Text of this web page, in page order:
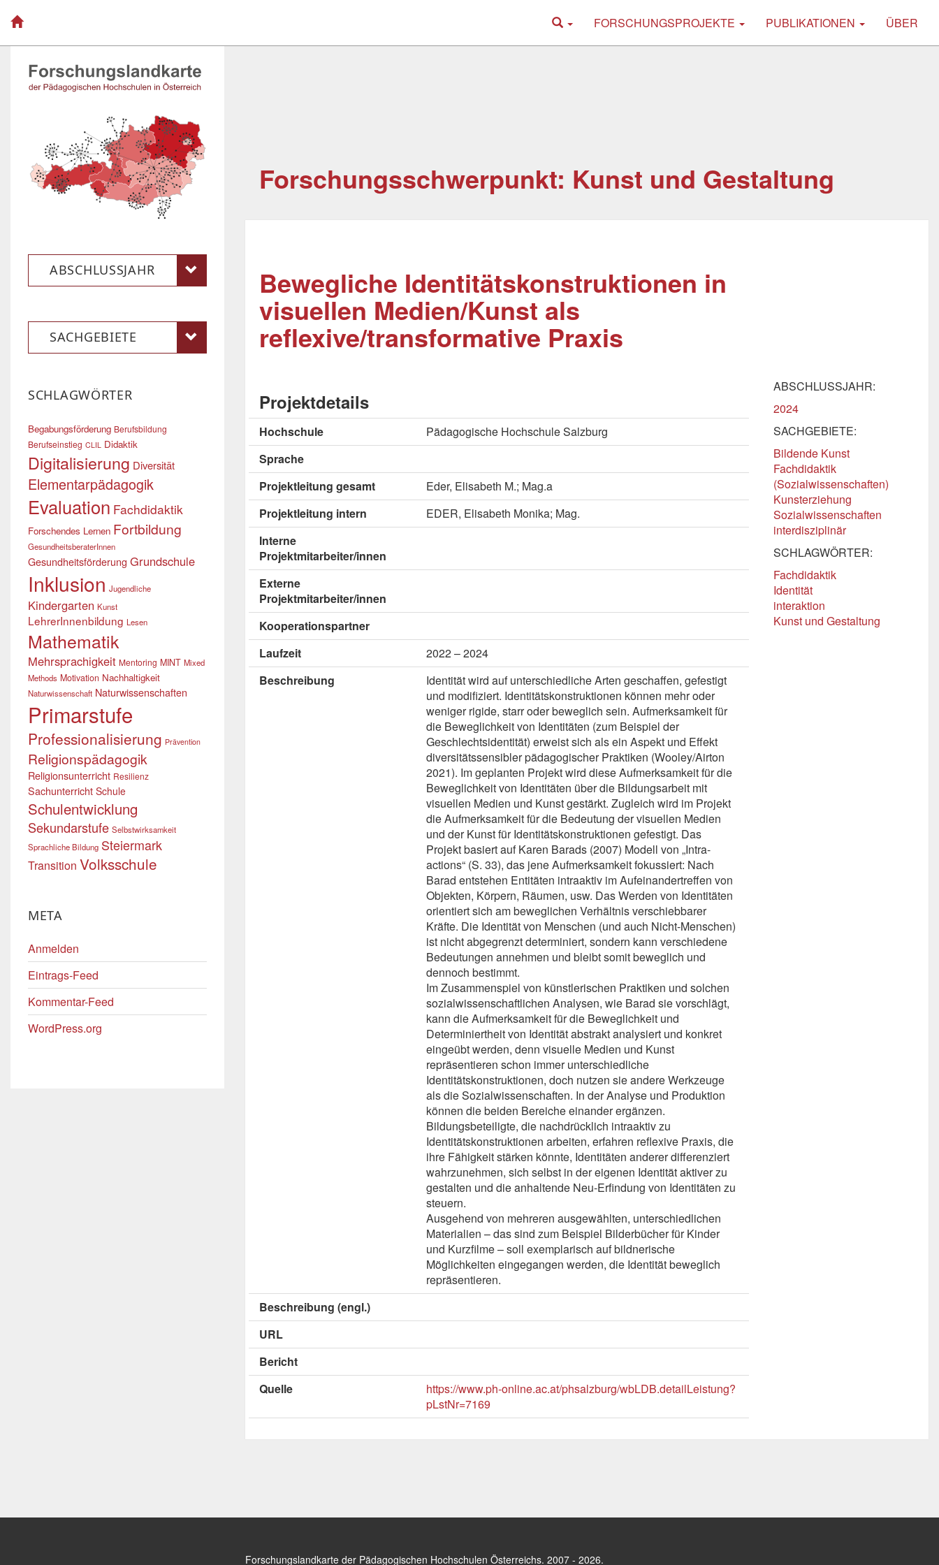
FORSCHUNGSPROJEKTE PUBLIKATIONEN ÜBER
Forschungsschwerpunkt: Kunst und Gestaltung
Bewegliche Identitätskonstruktionen in
visuellen Medien/Kunst als
reflexive/transformative Praxis
Projektdetails
Hochschule
Pädagogische Hochschule Salzburg
Sprache
Projektleitung gesamt
Eder, Elisabeth M.; Mag.a
Projektleitung intern
EDER, Elisabeth Monika; Mag.
Interne
Projektmitarbeiter/innen
Externe
Projektmitarbeiter/innen
Kooperationspartner
Laufzeit
2022 – 2024
Beschreibung
Identität wird auf unterschiedliche Arten geschaffen, gefestigt
und modifiziert. Identitätskonstruktionen können mehr oder
weniger rigide, starr oder beweglich sein. Aufmerksamkeit für
die Beweglichkeit von Identitäten (zum Beispiel der
Geschlechtsidentität) erweist sich als ein Aspekt und Effekt
diversitätssensibler pädagogischer Praktiken (Wooley/Airton
2021). Im geplanten Projekt wird diese Aufmerksamkeit für die
Beweglichkeit von Identitäten über die Bildungsarbeit mit
visuellen Medien und Kunst gestärkt. Zugleich wird im Projekt
die Aufmerksamkeit für die Bedeutung der visuellen Medien
und der Kunst für Identitätskonstruktionen gefestigt. Das
Projekt basiert auf Karen Barads (2007) Modell von „Intra-
actions“ (S. 33), das jene Aufmerksamkeit fokussiert: Nach
Barad entstehen Entitäten intraaktiv im Aufeinandertreffen von
Objekten, Körpern, Räumen, usw. Das Werden von Identitäten
orientiert sich am beweglichen Verhältnis verschiebbarer
Kräfte. Die Identität von Menschen (und auch Nicht-Menschen)
ist nicht abgegrenzt determiniert, sondern kann verschiedene
Bedeutungen annehmen und bleibt somit beweglich und
dennoch bestimmt.
Im Zusammenspiel von künstlerischen Praktiken und solchen
sozialwissenschaftlichen Analysen, wie Barad sie vorschlägt,
kann die Aufmerksamkeit für die Beweglichkeit und
Determiniertheit von Identität abstrakt analysiert und konkret
eingeübt werden, denn visuelle Medien und Kunst
repräsentieren schon immer unterschiedliche
Identitätskonstruktionen, doch nutzen sie andere Werkzeuge
als die Sozialwissenschaften. In der Analyse und Produktion
können die beiden Bereiche einander ergänzen.
Bildungsbeteiligte, die nachdrücklich intraaktiv zu
Identitätskonstruktionen arbeiten, erfahren reflexive Praxis, die
ihre Fähigkeit stärken könnte, Identitäten anderer differenziert
wahrzunehmen, sich selbst in der eigenen Identität aktiver zu
gestalten und die anhaltende Neu-Erfindung von Identitäten zu
steuern.
Ausgehend von mehreren ausgewählten, unterschiedlichen
Materialien – das sind zum Beispiel Bilderbücher für Kinder
und Kurzfilme – soll exemplarisch auf bildnerische
Möglichkeiten eingegangen werden, die Identität beweglich
repräsentieren.
Beschreibung (engl.)
URL
Bericht
Quelle
https://www.ph-online.ac.at/phsalzburg/wbLDB.detailLeistung?
pLstNr=7169
ABSCHLUSSJAHR:
2024
SACHGEBIETE:
Bildende Kunst
Fachdidaktik
(Sozialwissenschaften)
Kunsterziehung
Sozialwissenschaften
interdisziplinär
SCHLAGWÖRTER:
Fachdidaktik
Identität
interaktion
Kunst und Gestaltung
ABSCHLUSSJAHR
SACHGEBIETE
SCHLAGWÖRTER
Begabungsförderung Berufsbildung
Berufseinstieg CLIL Didaktik
Digitalisierung Diversität
Elementarpädagogik
Evaluation Fachdidaktik
Forschendes Lernen Fortbildung
GesundheitsberaterInnen
Gesundheitsförderung Grundschule
Inklusion Jugendliche
Kindergarten Kunst
LehrerInnenbildung Lesen
Mathematik
Mehrsprachigkeit Mentoring MINT Mixed
Methods Motivation Nachhaltigkeit
Naturwissenschaft Naturwissenschaften
Primarstufe
Professionalisierung Prävention
Religionspädagogik
Religionsunterricht Resilienz
Sachunterricht Schule
Schulentwicklung
Sekundarstufe Selbstwirksamkeit
Sprachliche Bildung Steiermark
Transition Volksschule
META
Anmelden
Eintrags-Feed
Kommentar-Feed
WordPress.org
Forschungslandkarte der Pädagogischen Hochschulen Österreichs. 2007 - 2026.